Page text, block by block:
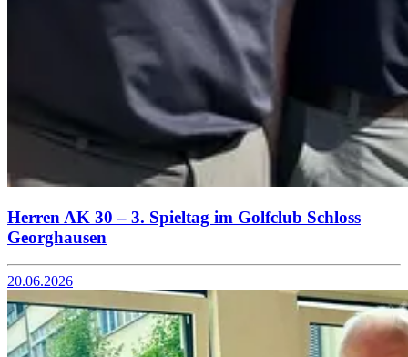
Herren AK 30 – 3. Spieltag im Golfclub Schloss
Georghausen
20.06.2026